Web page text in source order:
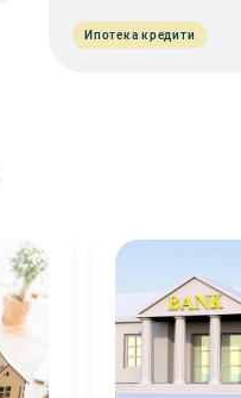
Ипотека кредити